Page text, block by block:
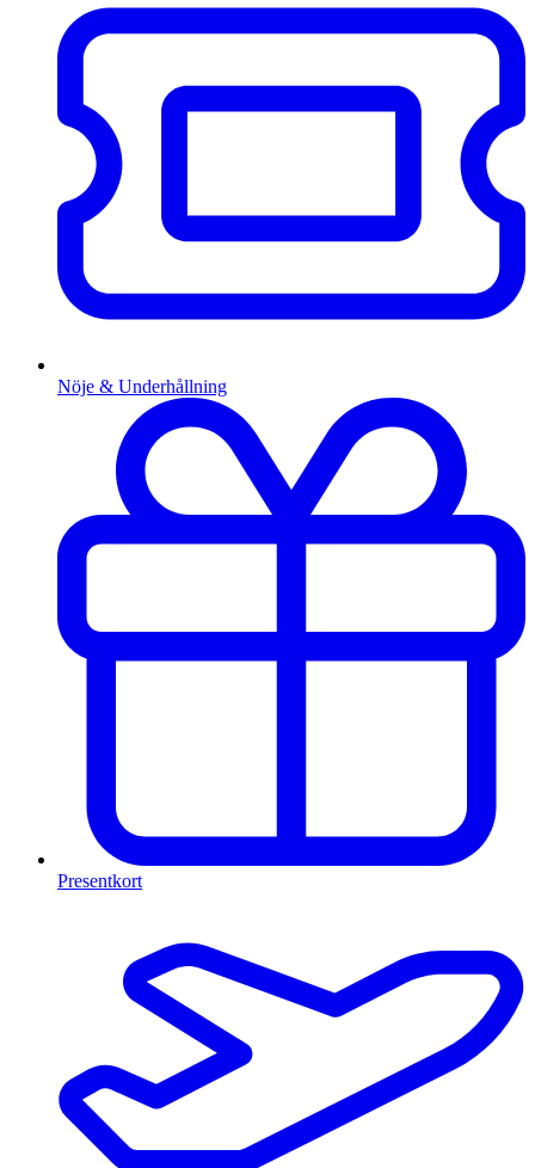
Nöje & Underhållning
Presentkort